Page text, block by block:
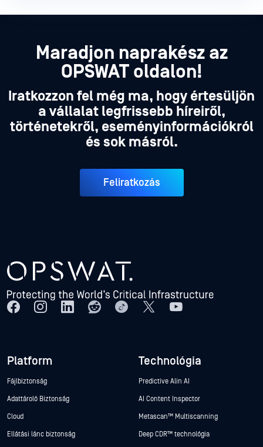
Maradjon naprakész az
OPSWAT oldalon!
Iratkozzon fel még ma, hogy értesüljön
a vállalat legfrissebb híreiről,
történetekről, eseményinformációkról
és sok másról.
Feliratkozás
Platform
Fájlbiztonság
Adattároló Biztonság
Cloud
Ellátási lánc biztonság
Technológia
Predictive Alin AI
AI Content Inspector
Metascan™ Multiscanning
Deep CDR™ technológia